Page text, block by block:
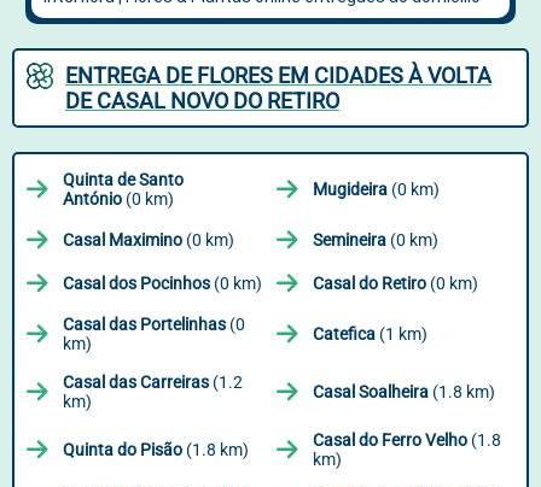
ENTREGA DE FLORES EM CIDADES À VOLTA
DE CASAL NOVO DO RETIRO
Quinta de Santo
António (0 km) Mugideira (0 km)
Casal Maximino (0 km) Semineira (0 km)
Casal dos Pocinhos (0 km) Casal do Retiro (0 km)
Casal das Portelinhas (0
km)
Catefica (1 km)
Casal das Carreiras (1.2
km)
Casal Soalheira (1.8 km)
Quinta do Pisão (1.8 km) Casal do Ferro Velho (1.8
km)